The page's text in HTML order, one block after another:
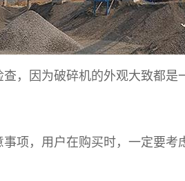
因为破碎机的外观大致都是
，用户在购买时，一定要考